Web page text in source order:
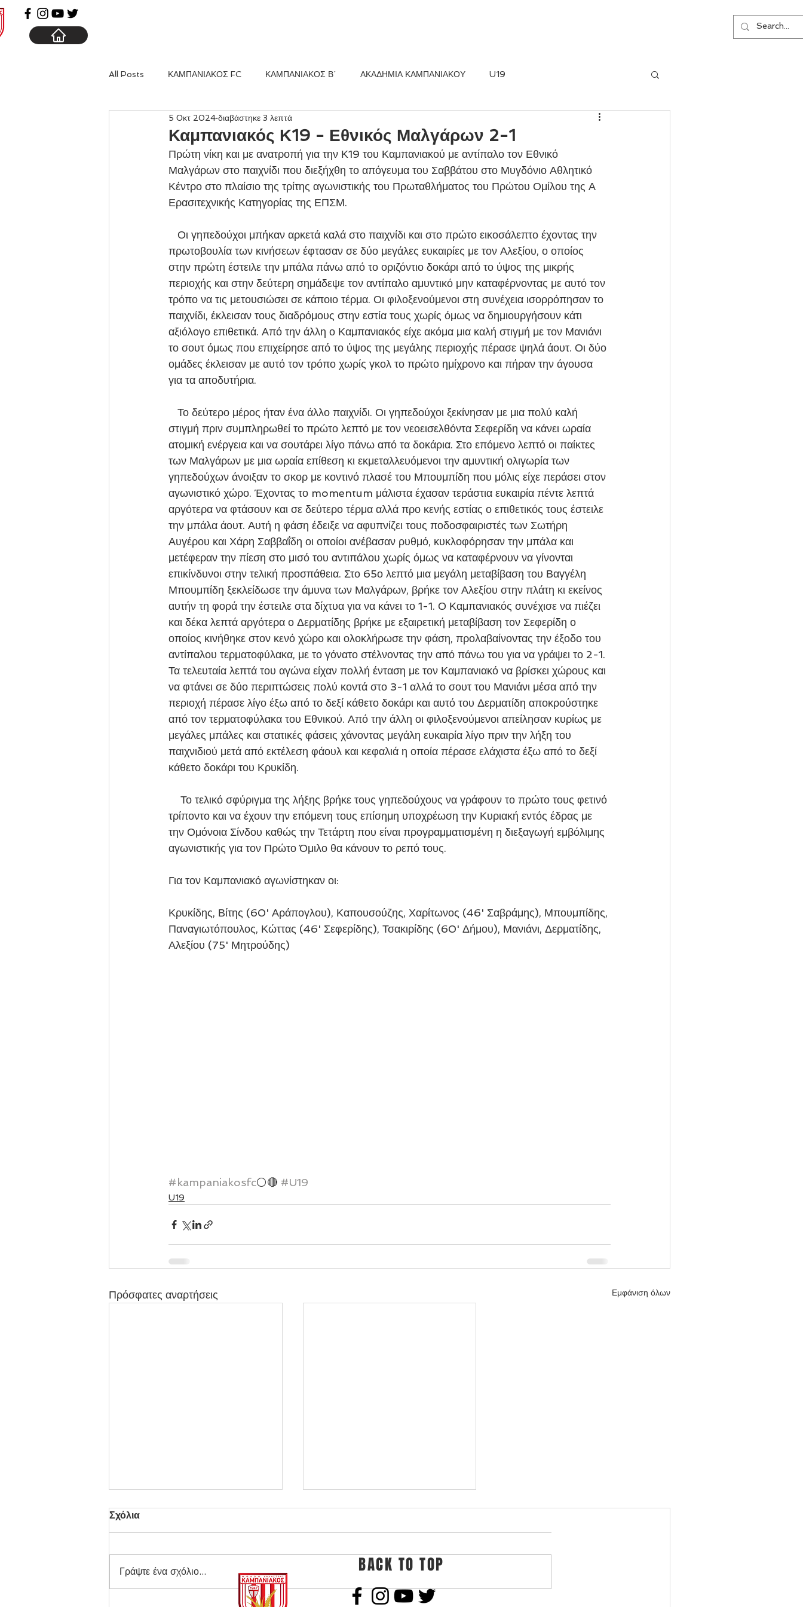
All Posts ΚΑΜΠΑΝΙΑΚΟΣ FC ΚΑΜΠΑΝΙΑΚΟΣ Β΄ ΑΚΑΔΗΜΙΑ ΚΑΜΠΑΝΙΑΚΟΥ U19
Καμπανιακός Κ19 - Εθνικός Μαλγάρων 2-1
5 Οκτ 2024 διαβάστηκε 3 λεπτά
Πρώτη νίκη και με ανατροπή για την Κ19 του Καμπανιακού με αντίπαλο τον Εθνικό
Μαλγάρων στο παιχνίδι που διεξήχθη το απόγευμα του Σαββάτου στο Μυγδόνιο Αθλητικό
Κέντρο στο πλαίσιο της τρίτης αγωνιστικής του Πρωταθλήματος του Πρώτου Ομίλου της Α
Ερασιτεχνικής Κατηγορίας της ΕΠΣΜ.
πρωτοβουλία των κινήσεων έφτασαν σε δύο μεγάλες ευκαιρίες με τον Αλεξίου, ο οποίος
στην πρώτη έστειλε την μπάλα πάνω από το οριζόντιο δοκάρι από το ύψος της μικρής
περιοχής και στην δεύτερη σημάδεψε τον αντίπαλο αμυντικό μην καταφέρνοντας με αυτό τον
τρόπο να τις μετουσιώσει σε κάποιο τέρμα. Οι φιλοξενούμενοι στη συνέχεια ισορρόπησαν το
παιχνίδι, έκλεισαν τους διαδρόμους στην εστία τους χωρίς όμως να δημιουργήσουν κάτι
αξιόλογο επιθετικά. Από την άλλη ο Καμπανιακός είχε ακόμα μια καλή στιγμή με τον Μανιάνι
το σουτ όμως που επιχείρησε από το ύψος της μεγάλης περιοχής πέρασε ψηλά άουτ. Οι δύο
ομάδες έκλεισαν με αυτό τον τρόπο χωρίς γκολ το πρώτο ημίχρονο και πήραν την άγουσα
για τα αποδυτήρια.
στιγμή πριν συμπληρωθεί το πρώτο λεπτό με τον νεοεισελθόντα Σεφερίδη να κάνει ωραία
ατομική ενέργεια και να σουτάρει λίγο πάνω από τα δοκάρια. Στο επόμενο λεπτό οι παίκτες
των Μαλγάρων με μια ωραία επίθεση κι εκμεταλλευόμενοι την αμυντική ολιγωρία των
γηπεδούχων άνοιξαν το σκορ με κοντινό πλασέ του Μπουμπίδη που μόλις είχε περάσει στον
αγωνιστικό χώρο. Έχοντας το momentum μάλιστα έχασαν τεράστια ευκαιρία πέντε λεπτά
αργότερα να φτάσουν και σε δεύτερο τέρμα αλλά προ κενής εστίας ο επιθετικός τους έστειλε
την μπάλα άουτ. Αυτή η φάση έδειξε να αφυπνίζει τους ποδοσφαιριστές των Σωτήρη
Αυγέρου και Χάρη Σαββαΐδη οι οποίοι ανέβασαν ρυθμό, κυκλοφόρησαν την μπάλα και
μετέφεραν την πίεση στο μισό του αντιπάλου χωρίς όμως να καταφέρνουν να γίνονται
επικίνδυνοι στην τελική προσπάθεια. Στο 65ο λεπτό μια μεγάλη μεταβίβαση του Βαγγέλη
Μπουμπίδη ξεκλείδωσε την άμυνα των Μαλγάρων, βρήκε τον Αλεξίου στην πλάτη κι εκείνος
αυτήν τη φορά την έστειλε στα δίχτυα για να κάνει το 1-1. Ο Καμπανιακός συνέχισε να πιέζει
και δέκα λεπτά αργότερα ο Δερματίδης βρήκε με εξαιρετική μεταβίβαση τον Σεφερίδη ο
οποίος κινήθηκε στον κενό χώρο και ολοκλήρωσε την φάση, προλαβαίνοντας την έξοδο του
αντίπαλου τερματοφύλακα, με το γόνατο στέλνοντας την από πάνω του για να γράψει το 2-1.
Τα τελευταία λεπτά του αγώνα είχαν πολλή ένταση με τον Καμπανιακό να βρίσκει χώρους και
να φτάνει σε δύο περιπτώσεις πολύ κοντά στο 3-1 αλλά το σουτ του Μανιάνι μέσα από την
περιοχή πέρασε λίγο έξω από το δεξί κάθετο δοκάρι και αυτό του Δερματίδη αποκρούστηκε
από τον τερματοφύλακα του Εθνικού. Από την άλλη οι φιλοξενούμενοι απείλησαν κυρίως με
μεγάλες μπάλες και στατικές φάσεις χάνοντας μεγάλη ευκαιρία λίγο πριν την λήξη του
παιχνιδιού μετά από εκτέλεση φάουλ και κεφαλιά η οποία πέρασε ελάχιστα έξω από το δεξί
κάθετο δοκάρι του Κρυκίδη.
τρίποντο και να έχουν την επόμενη τους επίσημη υποχρέωση την Κυριακή εντός έδρας με
την Ομόνοια Σίνδου καθώς την Τετάρτη που είναι προγραμματισμένη η διεξαγωγή εμβόλιμης
αγωνιστικής για τον Πρώτο Όμιλο θα κάνουν το ρεπό τους.
Για τον Καμπανιακό αγωνίστηκαν οι:
Κρυκίδης, Βίτης (60' Αράπογλου), Καπουσούζης, Χαρίτωνος (46' Σαβράμης), Μπουμπίδης,
Παναγιωτόπουλος, Κώττας (46' Σεφερίδης), Τσακιρίδης (60' Δήμου), Μανιάνι, Δερματίδης,
Αλεξίου (75' Μητρούδης)
#kampaniakosfc⚪🔴 #U19
U19
Πρόσφατες αναρτήσεις Εμφάνιση όλων
Σχόλια
Γράψτε ένα σχόλιο... BACK TO TOP